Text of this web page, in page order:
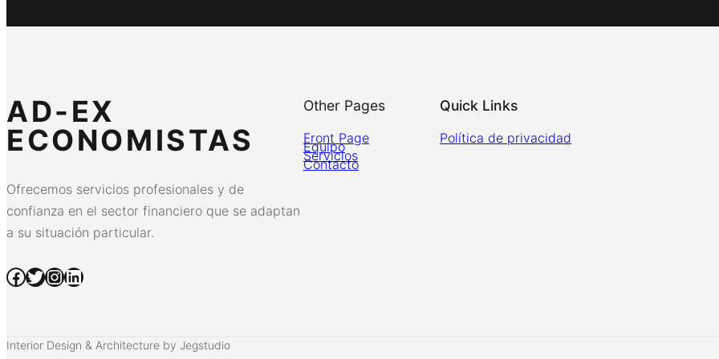
AD-EX
ECONOMISTAS
Ofrecemos servicios profesionales y de
confianza en el sector financiero que se adaptan
a su situación particular.
Facebook Twitter InstagramLinkedIn
Other Pages
Front Page
Equipo
Servicios
Contacto
Quick Links
Política de privacidad
Interior Design & Architecture by Jegstudio